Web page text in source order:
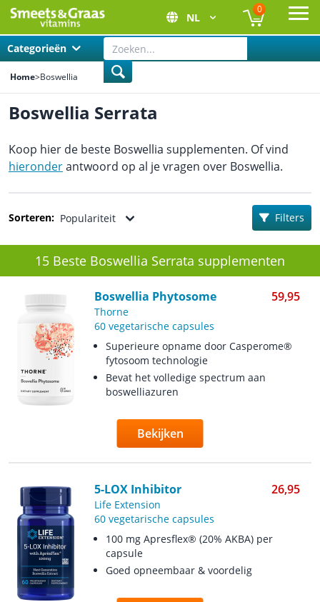
NL
0
Categorieën
Home>Boswellia
Boswellia Serrata
Sorteren: Populariteit Filters
15 Beste Boswellia Serrata supplementen
Boswellia Phytosome 59,95
Thorne
60 vegetarische capsules
Superieure opname door Casperome®
fytosoom technologie
Bevat het volledige spectrum aan
boswelliazuren
Bekijken
5-LOX Inhibitor 26,95
Life Extension
60 vegetarische capsules
100 mg Apresflex® (20% AKBA) per
capsule
Goed opneembaar & voordelig
Koop hier de beste Boswellia supplementen. Of vind
hieronderantwoord op al je vragen over Boswellia.